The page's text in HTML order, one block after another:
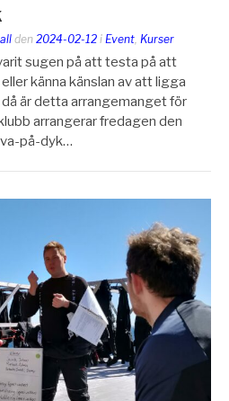
den 2024-02-12 i Event Kurser
sugen på att testa på att
känna känslan av att ligga
är detta arrangemanget för
arrangerar fredagen den
på-dyk…